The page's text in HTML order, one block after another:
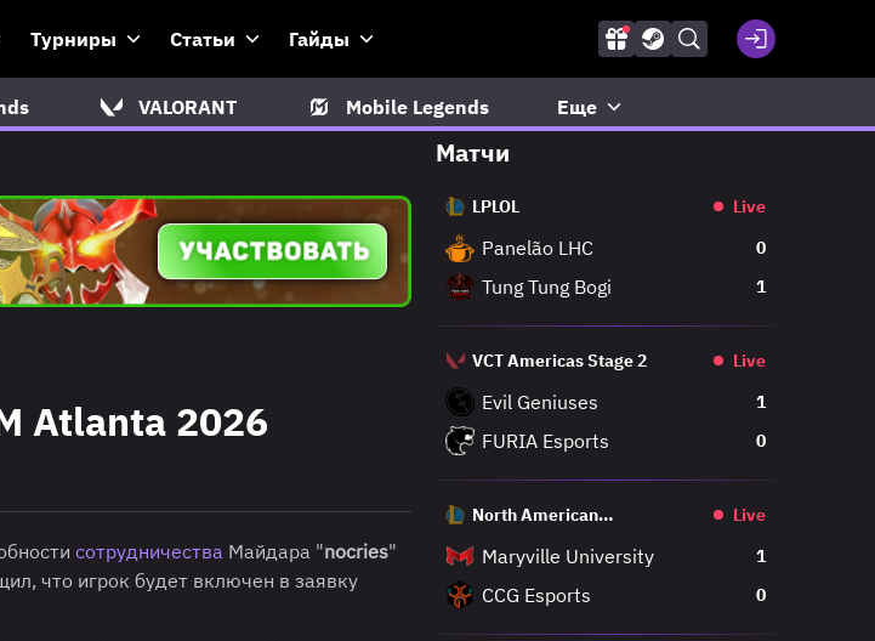
Турниры Статьи Гайды
VALORANT Mobile Legends Еще
Atlanta 2026
сотрудничества Майдара "nocries"
что игрок будет включен в заявку
Матчи
LPLOL Live
Panelão LHC 0
Tung Tung Bogi 1
VCT Americas Stage 2 Live
Evil Geniuses 1
FURIA Esports 0
North American
Live
Maryville University 1
CCG Esports 0